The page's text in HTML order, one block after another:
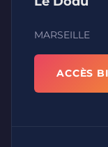
MARSEILLE
ACCÈS